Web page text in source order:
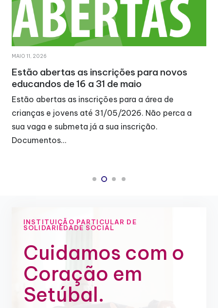
MAIO 11, 2026
Estão abertas as inscrições para novos
educandos de 16 a 31 de maio
Estão abertas as inscrições para a área de
crianças e jovens até 31/05/2026. Não perca a
sua vaga e submeta já a sua inscrição.
Documentos…
INSTITUIÇÃO PARTICULAR DE
SOLIDARIEDADE SOCIAL
Cuidamos com o
Coração em
Setúbal.